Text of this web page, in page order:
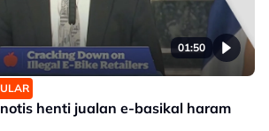
01:50
henti jualan e-basikal haram